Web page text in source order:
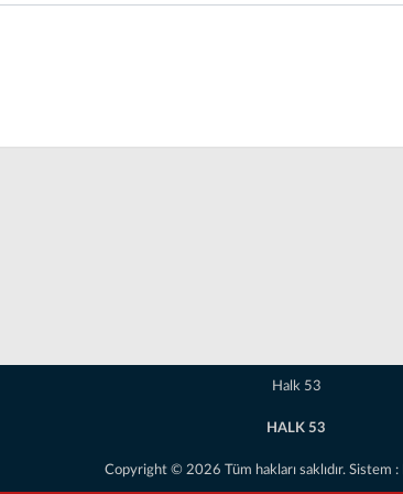
Halk 53
HALK 53
Copyright © 2026 Tüm hakları saklıdır. Sistem :